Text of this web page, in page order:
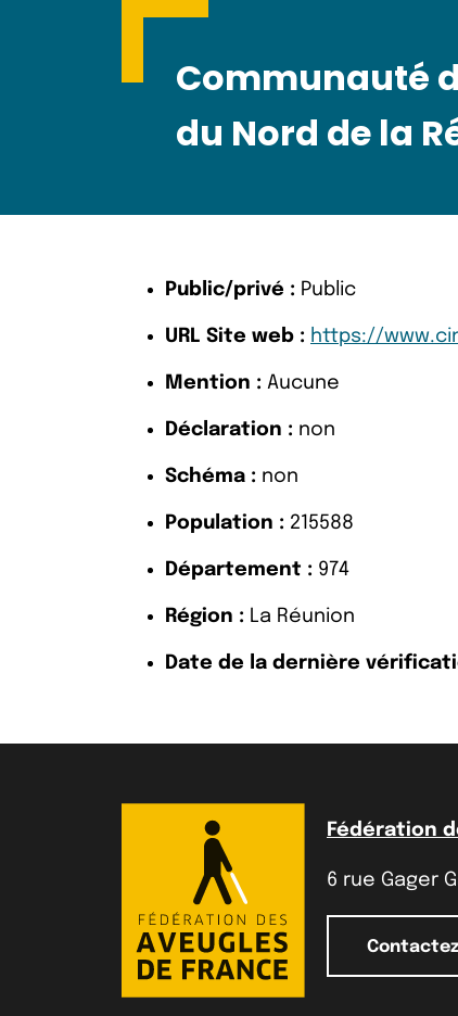
Communauté
du Nord de la
Public/privé : Public
URL Site web : https://
Mention : Aucune
Déclaration : non
Schéma : non
Population : 215588
Département : 974
Région : La Réunion
Date de la dernière
Fédération
6 rue Gager